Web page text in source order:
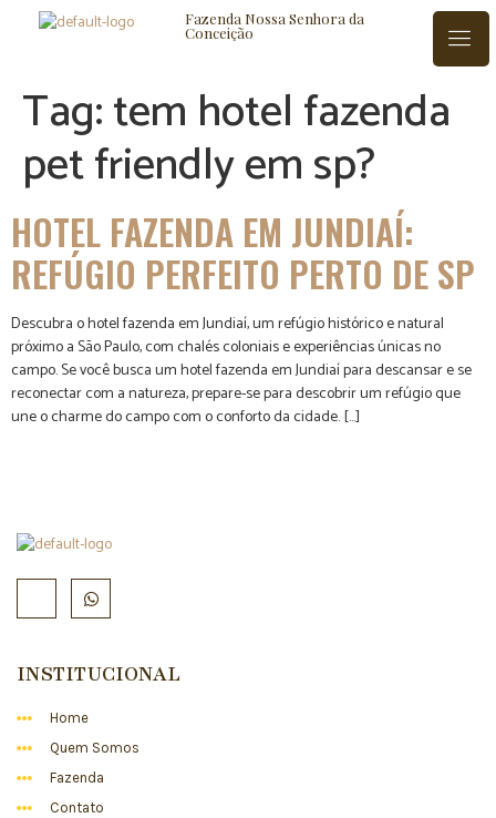
Fazenda Nossa Senhora da
Conceição
BLOG CONTATO
Tag:tem hotel fazenda
pet friendly em sp?
HOTEL FAZENDA EM JUNDIAÍ:
REFÚGIO PERFEITO PERTO DE SP
Descubra o hotel fazenda em Jundiaí, um refúgio histórico e natural
próximo a São Paulo, com chalés coloniais e experiências únicas no
campo. Se você busca um hotel fazenda em Jundiaí para descansar e se
reconectar com a natureza, prepare-se para descobrir um refúgio que
une o charme do campo com o conforto da cidade. […]
INSTITUCIONAL
Home
Quem Somos
Fazenda
Contato